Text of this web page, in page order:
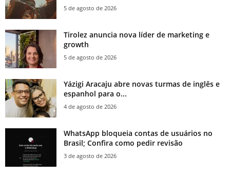
5 de agosto de 2026
Tirolez anuncia nova líder de marketing e
growth
5 de agosto de 2026
Yázigi Aracaju abre novas turmas de inglês e
espanhol para o...
4 de agosto de 2026
WhatsApp bloqueia contas de usuários no
Brasil; Confira como pedir revisão
3 de agosto de 2026